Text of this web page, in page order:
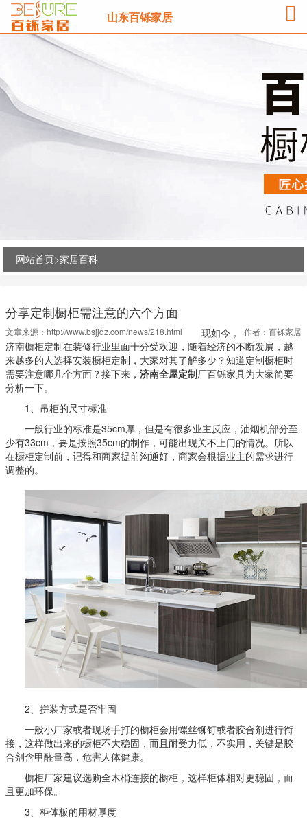
山东百铄家居
网站首页>家居百科
分享定制橱柜需注意的六个方面
文章来源： http://www.bsjjdz.com/news/218.html 作者：百铄家居
现如今，
济南橱柜定制在装修行业里面十分受欢迎，随着经济的不断发展，越
来越多的人选择安装橱柜定制，大家对其了解多少？知道定制橱柜时
需要注意哪几个方面？接下来， 济南全屋定制厂百铄家具为大家简要
分析一下。
1、吊柜的尺寸标准
一般行业的标准是35cm厚，但是有很多业主反应，油烟机部分至
少有33cm，要是按照35cm的制作，可能出现关不上门的情况。所以
在橱柜定制前，记得和商家提前沟通好，商家会根据业主的需求进行
调整的。
2、拼装方式是否牢固
一般小厂家或者现场手打的橱柜会用螺丝铆钉或者胶合剂进行衔
接，这样做出来的橱柜不大稳固，而且耐受力低，不实用，关键是胶
合剂含甲醛量高，危害人体健康。
橱柜厂家建议选购全木梢连接的橱柜，这样柜体相对更稳固，而
且更加环保。
3、柜体板的用材厚度